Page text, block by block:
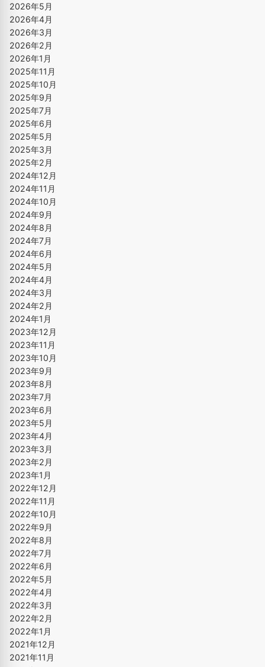
2026年5月
2026年4月
2026年3月
2026年2月
2026年1月
2025年11月
2025年10月
2025年9月
2025年7月
2025年6月
2025年5月
2025年3月
2025年2月
2024年12月
2024年11月
2024年10月
2024年9月
2024年8月
2024年7月
2024年6月
2024年5月
2024年4月
2024年3月
2024年2月
2024年1月
2023年12月
2023年11月
2023年10月
2023年9月
2023年8月
2023年7月
2023年6月
2023年5月
2023年4月
2023年3月
2023年2月
2023年1月
2022年12月
2022年11月
2022年10月
2022年9月
2022年8月
2022年7月
2022年6月
2022年5月
2022年4月
2022年3月
2022年2月
2022年1月
2021年12月
2021年11月